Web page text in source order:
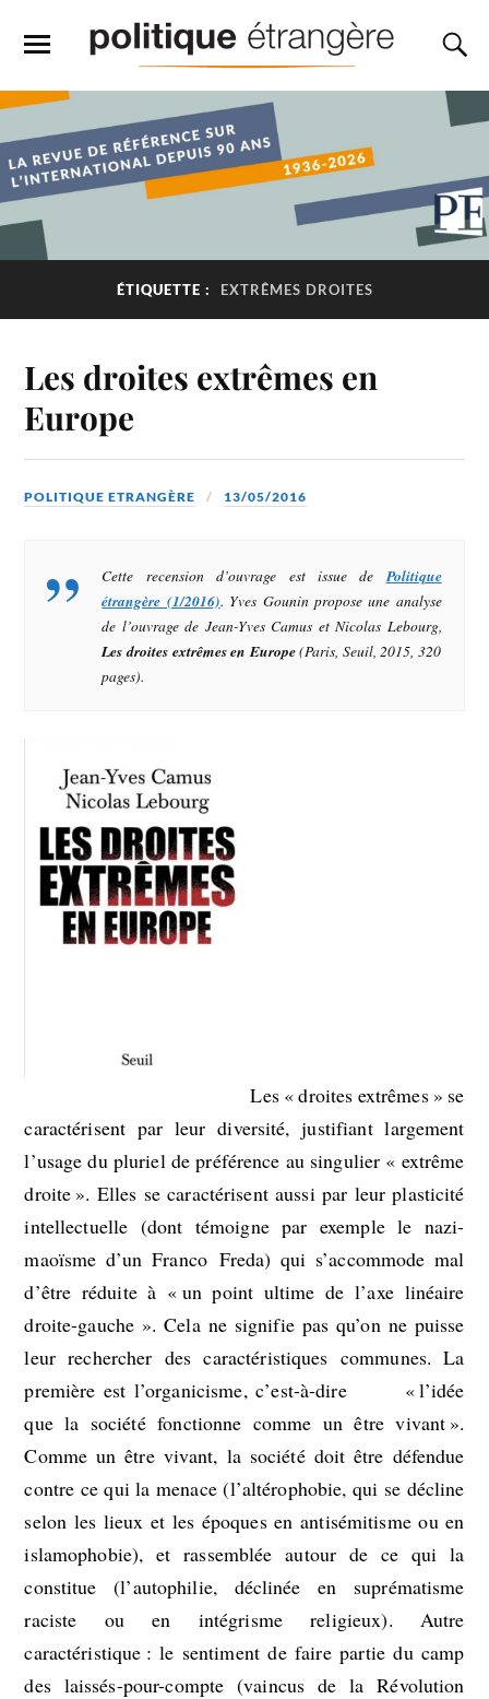
ÉTIQUETTE : EXTRÊMES DROITES
Les droites extrêmes en
Europe
POLITIQUE ETRANGÈRE 13/05/2016
Cette recension d’ouvrage est issue dePolitique
étrangère (1/2016). Yves Gounin propose une analyse
de l’ouvrage de Jean-Yves Camus et Nicolas Lebourg,
Les droites extrêmes en Europe(Paris, Seuil, 2015, 320
pages).
Les « droites extrêmes » se
caractérisent par leur diversité, justifiant largement
l’usage du pluriel de préférence au singulier « extrême
droite ». Elles se caractérisent aussi par leur plasticité
intellectuelle (dont témoigne par exemple le nazi-
maoïsme d’un Franco Freda) qui s’accommode mal
d’être réduite à « un point ultime de l’axe linéaire
droite-gauche ». Cela ne signifie pas qu’on ne puisse
leur rechercher des caractéristiques communes. La
première est l’organicisme, c’est-à-dire « l’idée
que la société fonctionne comme un être vivant ».
Comme un être vivant, la société doit être défendue
contre ce qui la menace (l’altérophobie, qui se décline
selon les lieux et les époques en antisémitisme ou en
islamophobie), et rassemblée autour de ce qui la
constitue (l’autophilie, déclinée en suprématisme
raciste ou en intégrisme religieux). Autre
caractéristique : le sentiment de faire partie du camp
des laissés-pour-compte (vaincus de la Révolution